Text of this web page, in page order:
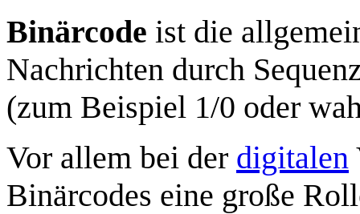
Binärcode ist die
Nachrichten durch
(zum Beispiel 1/0 oder
Vor allem bei der digitalen
Binärcodes eine große